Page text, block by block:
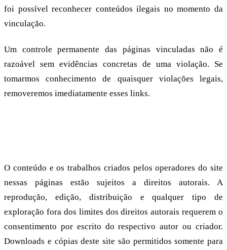
foi possível reconhecer conteúdos ilegais no momento da
vinculação.
Um controle permanente das páginas vinculadas não é
razoável sem evidências concretas de uma violação. Se
tomarmos conhecimento de quaisquer violações legais,
removeremos imediatamente esses links.
O conteúdo e os trabalhos criados pelos operadores do site
nessas páginas estão sujeitos a direitos autorais. A
reprodução, edição, distribuição e qualquer tipo de
exploração fora dos limites dos direitos autorais requerem o
consentimento por escrito do respectivo autor ou criador.
Downloads e cópias deste site são permitidos somente para